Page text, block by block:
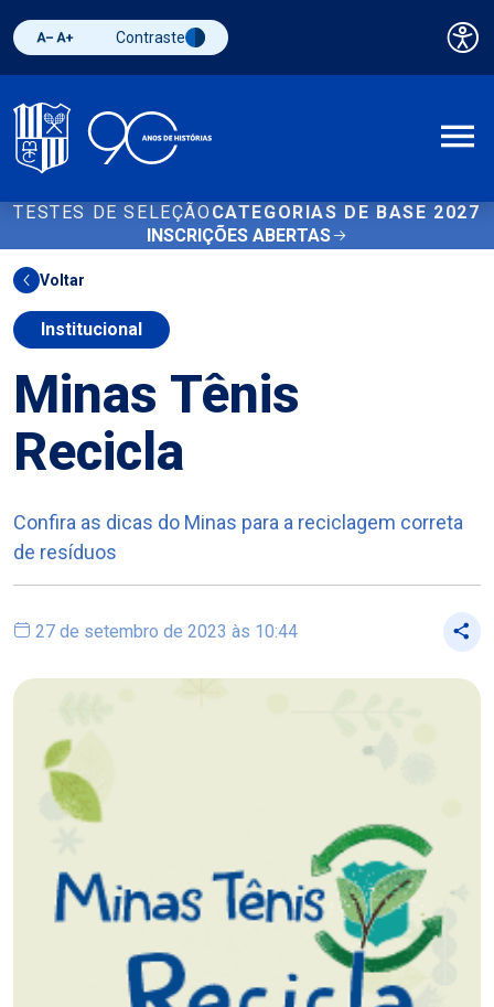
Diminuir fonte
Aumentar fonteAlternar contraste
Contraste
TESTES DE SELEÇÃO CATEGORIAS DE BASE 2027
INSCRIÇÕES ABERTAS
Voltar
Institucional
Minas Tênis
Recicla
Confira as dicas do Minas para a reciclagem correta
de resíduos
27 de setembro de 2023 às 10:44